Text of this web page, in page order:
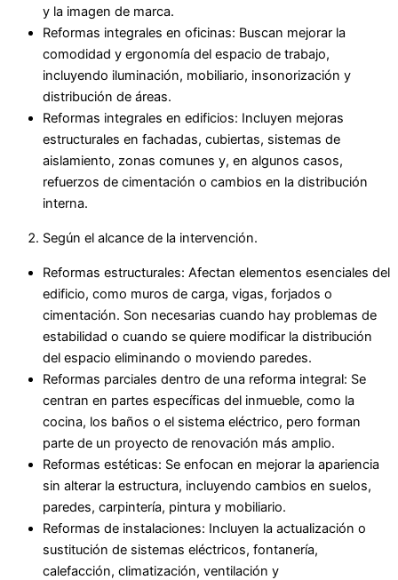
y la imagen de marca.
Reformas integrales en oficinas: Buscan mejorar la
comodidad y ergonomía del espacio de trabajo,
incluyendo iluminación, mobiliario, insonorización y
distribución de áreas.
Reformas integrales en edificios: Incluyen mejoras
estructurales en fachadas, cubiertas, sistemas de
aislamiento, zonas comunes y, en algunos casos,
refuerzos de cimentación o cambios en la distribución
interna.
Según el alcance de la intervención.
Reformas estructurales: Afectan elementos esenciales del
edificio, como muros de carga, vigas, forjados o
cimentación. Son necesarias cuando hay problemas de
estabilidad o cuando se quiere modificar la distribución
del espacio eliminando o moviendo paredes.
Reformas parciales dentro de una reforma integral: Se
centran en partes específicas del inmueble, como la
cocina, los baños o el sistema eléctrico, pero forman
parte de un proyecto de renovación más amplio.
Reformas estéticas: Se enfocan en mejorar la apariencia
sin alterar la estructura, incluyendo cambios en suelos,
paredes, carpintería, pintura y mobiliario.
Reformas de instalaciones: Incluyen la actualización o
sustitución de sistemas eléctricos, fontanería,
calefacción, climatización, ventilación y